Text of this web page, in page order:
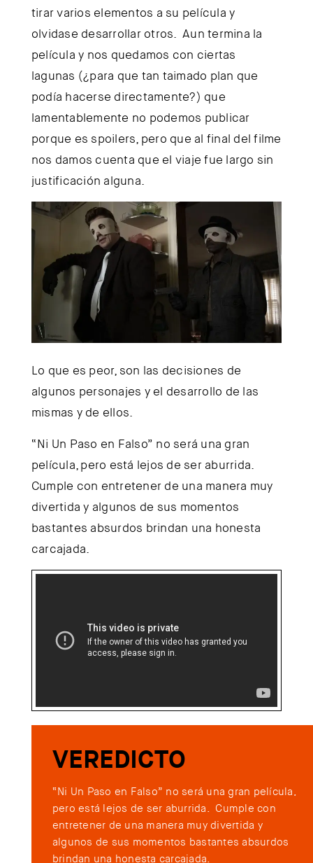
tirar varios elementos a su película y
olvidase desarrollar otros. Aun termina la
película y nos quedamos con ciertas
lagunas (¿para que tan taimado plan que
podía hacerse directamente?) que
lamentablemente no podemos publicar
porque es spoilers, pero que al final del filme
nos damos cuenta que el viaje fue largo sin
justificación alguna.
Lo que es peor, son las decisiones de
algunos personajes y el desarrollo de las
mismas y de ellos.
“Ni Un Paso en Falso” no será una gran
película, pero está lejos de ser aburrida.
Cumple con entretener de una manera muy
divertida y algunos de sus momentos
bastantes absurdos brindan una honesta
carcajada.
VEREDICTO
“Ni Un Paso en Falso” no será una gran película,
pero está lejos de ser aburrida. Cumple con
entretener de una manera muy divertida y
algunos de sus momentos bastantes absurdos
brindan una honesta carcajada.